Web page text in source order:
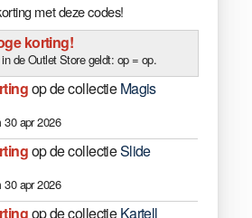
met deze codes!
korting!
de Outlet Store geldt: op = op.
op de collectieMagis
30 apr 2026
op de collectieSlide
30 apr 2026
op de collectieKartell